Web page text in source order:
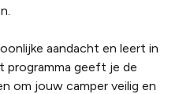
aandacht en leert in
programma geeft je de
om jouw camper veilig en